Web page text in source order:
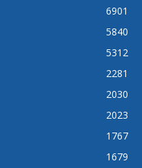
6901
5840
5312
2281
2030
2023
1767
1679